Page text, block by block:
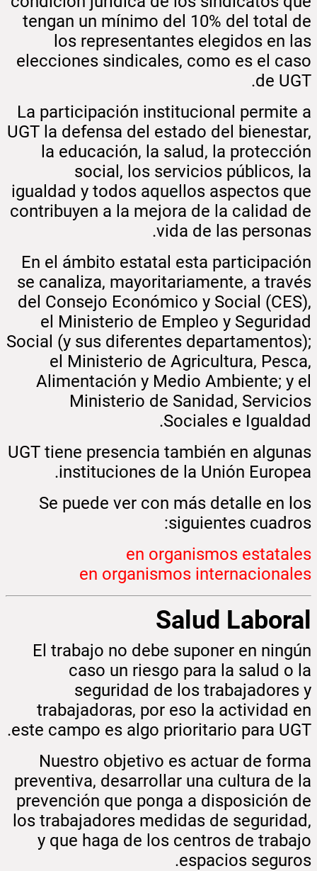
tengan un mínimo del 10% del total de
los representantes elegidos en las
elecciones sindicales, como es el caso
de UGT.
La participación institucional permite a
UGT la defensa del estado del bienestar,
la educación, la salud, la protección
social, los servicios públicos, la
igualdad y todos aquellos aspectos que
contribuyen a la mejora de la calidad de
vida de las personas.
En el ámbito estatal esta participación
se canaliza, mayoritariamente, a través
del Consejo Económico y Social (CES),
el Ministerio de Empleo y Seguridad
Social (y sus diferentes departamentos);
el Ministerio de Agricultura, Pesca,
Alimentación y Medio Ambiente; y el
Ministerio de Sanidad, Servicios
Sociales e Igualdad.
UGT tiene presencia también en algunas
instituciones de la Unión Europea.
Se puede ver con más detalle en los
siguientes cuadros:
en organismos estatales
en organismos internacionales
Salud Laboral
El trabajo no debe suponer en ningún
caso un riesgo para la salud o la
seguridad de los trabajadores y
trabajadoras, por eso la actividad en
este campo es algo prioritario para UGT.
Nuestro objetivo es actuar de forma
preventiva, desarrollar una cultura de la
prevención que ponga a disposición de
los trabajadores medidas de seguridad,
y que haga de los centros de trabajo
espacios seguros.